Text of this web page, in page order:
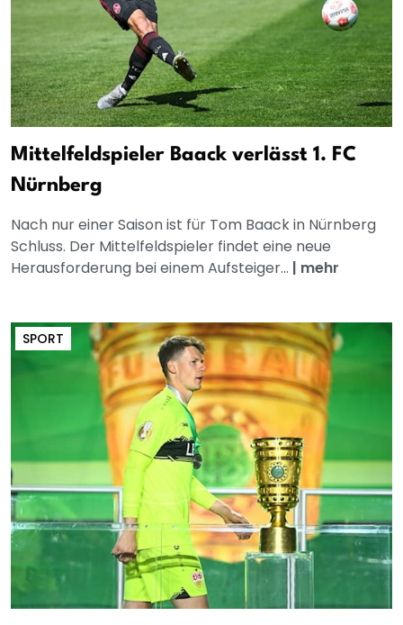
Mittelfeldspieler Baack verlässt 1. FC
Nürnberg
Nach nur einer Saison ist für Tom Baack in Nürnberg
Schluss. Der Mittelfeldspieler findet eine neue
Herausforderung bei einem Aufsteiger... | mehr
SPORT